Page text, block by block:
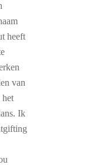
heeft
van
het
Ik